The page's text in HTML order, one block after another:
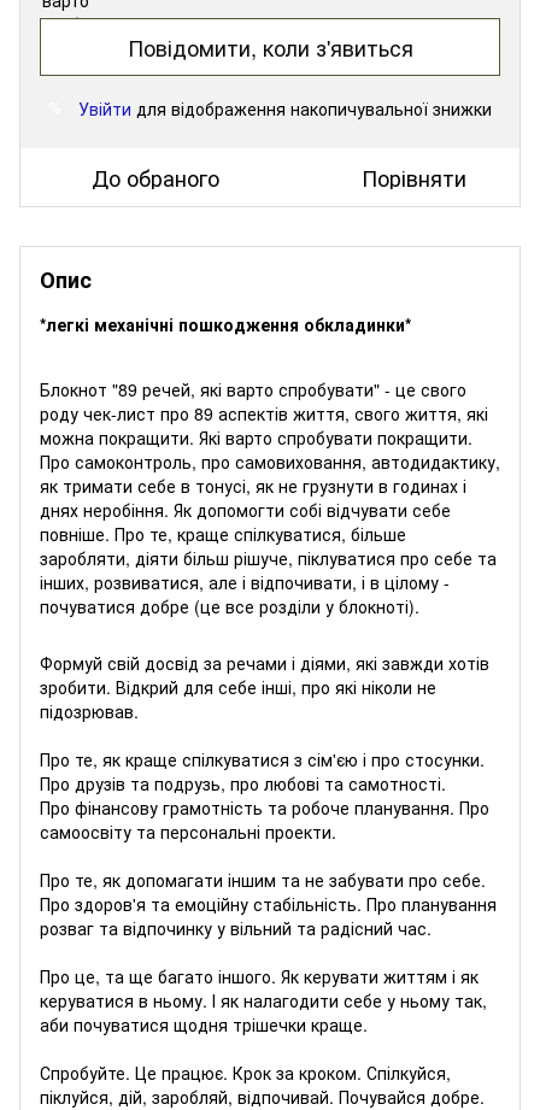
Повідомити, коли з'явиться
Увійти для відображення накопичувальної знижки
До обраного Порівняти
Опис
*легкі механічні пошкодження обкладинки*
Блокнот "89 речей, які варто спробувати" - це свого
роду чек-лист про 89 аспектів життя, свого життя, які
можна покращити. Які варто спробувати покращити.
Про самоконтроль, про самовиховання, автодидактику,
як тримати себе в тонусі, як не грузнути в годинах і
днях неробіння. Як допомогти собі відчувати себе
повніше. Про те, краще спілкуватися, більше
заробляти, діяти більш рішуче, піклуватися про себе та
інших, розвиватися, але і відпочивати, і в цілому -
почуватися добре (це все розділи у блокноті).
Формуй свій досвід за речами і діями, які завжди хотів
зробити. Відкрий для себе інші, про які ніколи не
підозрював.
Про те, як краще спілкуватися з сім'єю і про стосунки.
Про друзів та подрузь, про любові та самотності.
Про фінансову грамотність та робоче планування. Про
самоосвіту та персональні проекти.
Про те, як допомагати іншим та не забувати про себе.
Про здоров'я та емоційну стабільність. Про планування
розваг та відпочинку у вільний та радісний час.
Про це, та ще багато іншого. Як керувати життям і як
керуватися в ньому. І як налагодити себе у ньому так,
аби почуватися щодня трішечки краще.
Спробуйте. Це працює. Крок за кроком. Спілкуйся,
піклуйся, дій, заробляй, відпочивай. Почувайся добре.